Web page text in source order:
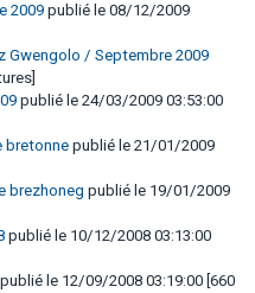
2009 publié le 08/12/2009
Gwengolo / Septembre 2009
publié le 24/03/2009 03:53:00
bretonne publié le 21/01/2009
brezhoneg publié le 19/01/2009
publié le 10/12/2008 03:13:00
publié le 12/09/2008 03:19:00 [660